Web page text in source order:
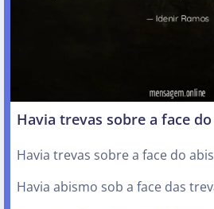
Havia trevas sobre a face
Havia trevas sobre a face do
Havia abismo sob a face das